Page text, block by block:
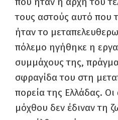
τους αστούς αυτό που
ήταν το
πόλεμο ηγήθηκε η
συμμάχους της,
σφραγίδα του στη
πορεία της Ελλάδας.
μόχθου δεν έδιναν τη